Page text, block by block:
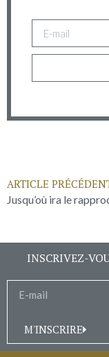
ARTICLE
INSCRIVEZ-
M'INSCRIRE